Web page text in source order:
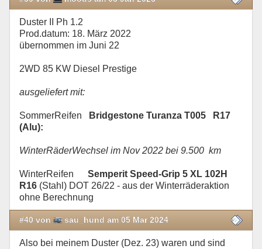
Duster II Ph 1.2
Prod.datum: 18. März 2022
übernommen im Juni 22
2WD 85 KW Diesel Prestige
ausgeliefert mit:
SommerReifen
Bridgestone Turanza T005 R17
(Alu):
WinterRäderWechsel im Nov 2022 bei 9.500 km
WinterReifen Semperit Speed-Grip 5 XL 102H
R16 (Stahl) DOT 26/22 - aus der Winterräderaktion
ohne Berechnung
#40 von sau_hund am 05 Mar 2024
Also bei meinem Duster (Dez. 23) waren und sind